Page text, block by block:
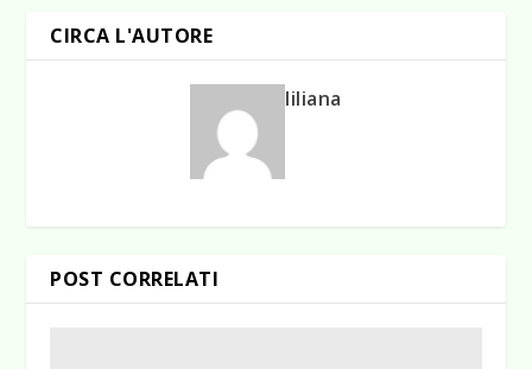
CIRCA L'AUTORE
liliana
POST CORRELATI